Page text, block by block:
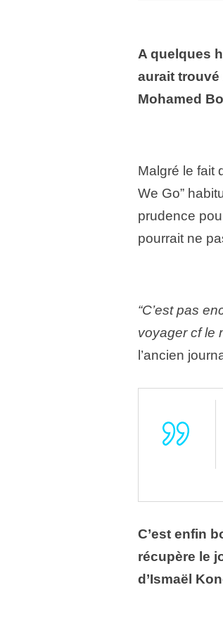
A quelques
aurait trouvé
Mohamed
Malgré le fait
We Go”
prudence
pourrait ne
“C’est pas
voyager cf le
l’ancien
C’est enfin
récupère le
d’Ismaël